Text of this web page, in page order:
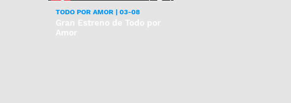
TODO POR AMOR | 03-08
Gran Estreno de Todo por
Amor